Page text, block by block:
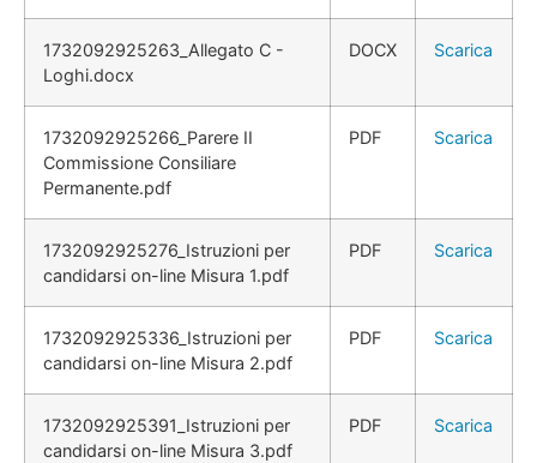
1732092925263_Allegato C -
Loghi.docx
DOCX Scarica
1732092925266_Parere II
Commissione Consiliare
Permanente.pdf
PDF Scarica
1732092925276_Istruzioni per
candidarsi on-line Misura 1.pdf
PDF Scarica
1732092925336_Istruzioni per
candidarsi on-line Misura 2.pdf
PDF Scarica
1732092925391_Istruzioni per
candidarsi on-line Misura 3.pdf
PDF Scarica